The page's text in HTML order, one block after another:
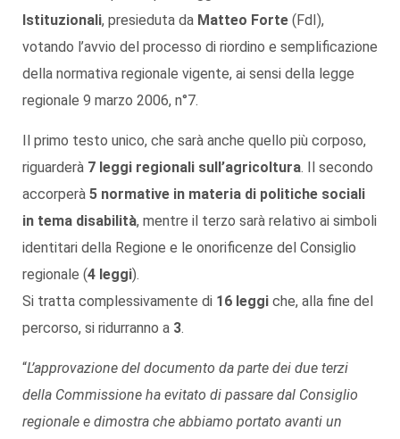
Istituzionali, presieduta da Matteo Forte (FdI),
votando l’avvio del processo di riordino e semplificazione
della normativa regionale vigente, ai sensi della legge
regionale 9 marzo 2006, n°7.
Il primo testo unico, che sarà anche quello più corposo,
riguarderà 7 leggi regionali sull’agricoltura. Il secondo
accorperà 5 normative in materia di politiche sociali
in tema disabilità, mentre il terzo sarà relativo ai simboli
identitari della Regione e le onorificenze del Consiglio
regionale (4 leggi).
Si tratta complessivamente di 16 leggi che, alla fine del
percorso, si ridurranno a 3.
“L’approvazione del documento da parte dei due terzi
della Commissione ha evitato di passare dal Consiglio
regionale e dimostra che abbiamo portato avanti un